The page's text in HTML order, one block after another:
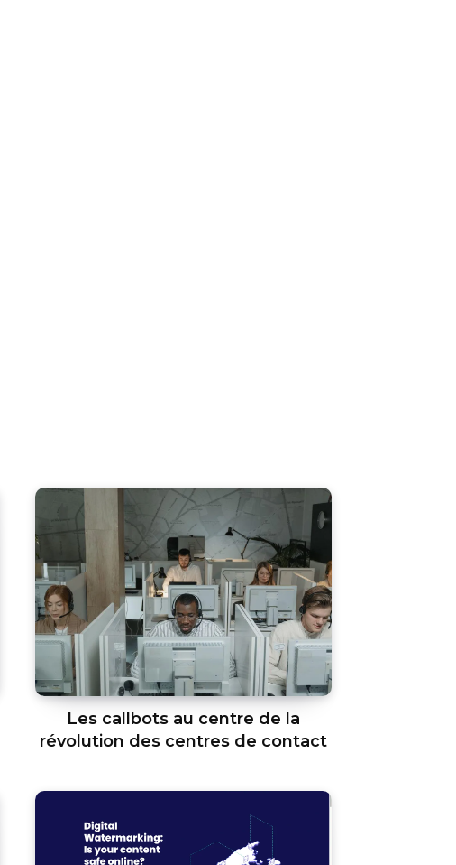
Les callbots au centre de la
révolution des centres de contact